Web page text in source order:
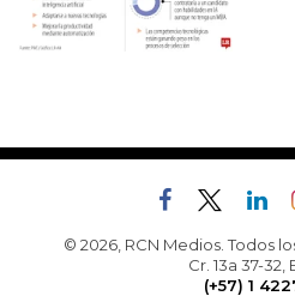
© 2026, RCN Medios. Todos
Cr. 13a 37-
(+57) 1